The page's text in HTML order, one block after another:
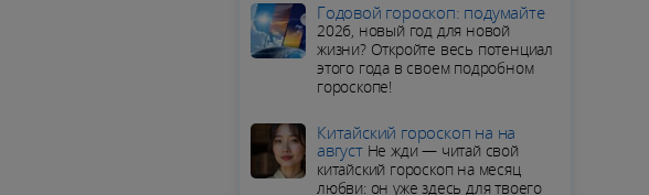
Годовой гороскоп: подумайте
2026, новый год для новой
жизни? Откройте весь потенциал
этого года в своем подробном
гороскопе!
Китайский гороскоп на на
август Не жди — читай свой
китайский гороскоп на месяц
любви: он уже здесь для твоего